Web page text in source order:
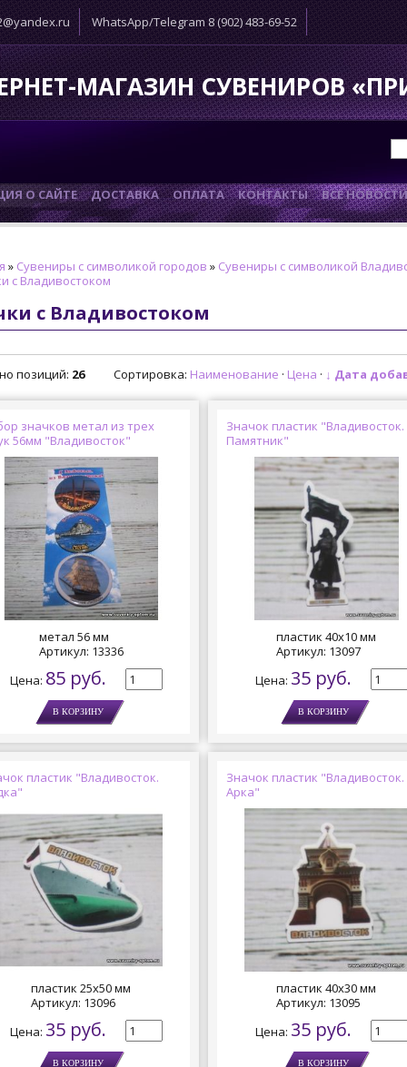
WhatsApp/Telegram 8 (902) 483-69-52
МАГАЗИН СУВЕНИРОВ
О САЙТЕ ДОСТАВКА ОПЛАТА КОНТАКТЫ ВСЕ НОВОСТИ
» Сувениры с символикой городов » Сувениры с символикой
с Владивостоком
с Владивостоком
позиций: 26 Сортировка: Наименование · Цена · ↓ Дата
значков метал из трех
56мм "Владивосток"
метал 56 мм
Артикул: 13336
Цена: 85 руб.
Значок пластик "Владивосток.
Памятник"
пластик 40х10 мм
Артикул: 13097
Цена: 35 руб.
пластик "Владивосток.
пластик 25х50 мм
Артикул: 13096
Цена: 35 руб.
Значок пластик "Владивосток.
Арка"
пластик 40х30 мм
Артикул: 13095
Цена: 35 руб.